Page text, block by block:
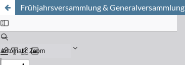
Frühjahrsversammlung & Generalversammlung